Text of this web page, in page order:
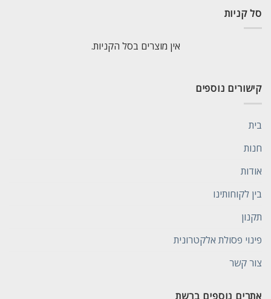
סל קניות
אין מוצרים בסל הקניות.
קישורים נוספים
בית
חנות
אודות
בין לקוחותינו
תקנון
פינוי פסולת אלקטרונית
צור קשר
אתרים נוספים ברשת